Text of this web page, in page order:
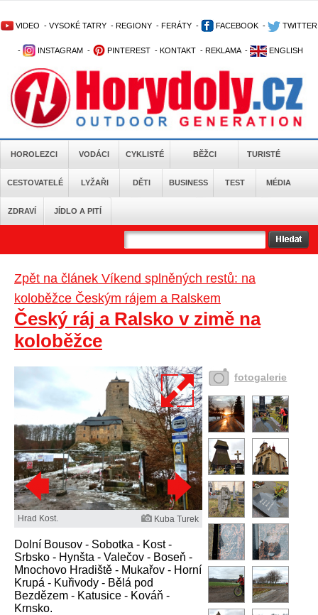
VIDEO - VYSOKÉ TATRY - REGIONY - FERÁTY - FACEBOOK - TWITTER
- INSTAGRAM - PINTEREST - KONTAKT - REKLAMA - ENGLISH
HOROLEZCI VODÁCI CYKLISTÉ BĚŽCI TURISTÉ
CESTOVATELÉ LYŽAŘI DĚTI BUSINESS TEST MÉDIA
ZDRAVÍ JÍDLO A PITÍ
Zpět na článek Víkend splněných restů: na
koloběžce Českým rájem a Ralskem
Český ráj a Ralsko v zimě na
koloběžce
Hrad Kost. Kuba Turek
Dolní Bousov - Sobotka - Kost -
Srbsko - Hynšta - Valečov - Boseň -
Mnochovo Hradiště - Mukařov - Horní
Krupá - Kuřivody - Bělá pod
Bezdězem - Katusice - Kováň -
Krnsko.
fotogalerie